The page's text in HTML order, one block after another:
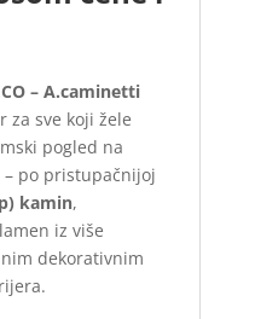
ispod
sa
– A.caminetti
za sve koji žele
pogled na
po pristupačnijoj
kamin,
iz više
dekorativnim